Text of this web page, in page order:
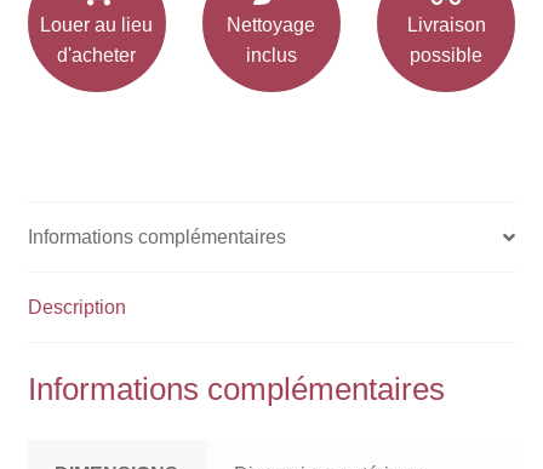
Louer au lieu
d'acheter
Nettoyage
inclus
Livraison
possible
Informations complémentaires
Description
Informations complémentaires